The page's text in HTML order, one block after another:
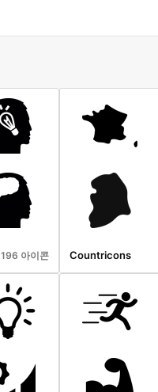
196 아이콘 Countricons